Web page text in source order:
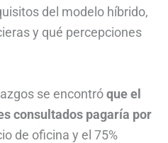
del modelo híbrido,
y qué percepciones
se encontróque el
consultados pagaría por
de oficina y el 75%